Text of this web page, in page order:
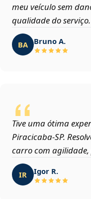
meu veículo sem
qualidade do serviço.
BA Bruno A.
Tive uma ótima
Piracicaba‑SP.
carro com
IR Igor R.